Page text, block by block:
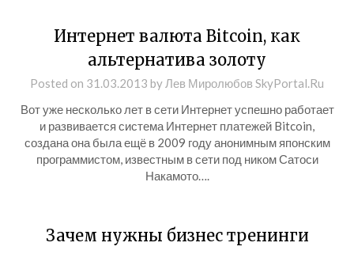
Интернет валюта Bitcoin, как
альтернатива золоту
Posted on 31.03.2013 by Лев Миролюбов SkyPortal.Ru
Вот уже несколько лет в сети Интернет успешно работает
и развивается система Интернет платежей Bitcoin,
создана она была ещё в 2009 году анонимным японским
программистом, известным в сети под ником Сатоси
Накамото….
Зачем нужны бизнес тренинги